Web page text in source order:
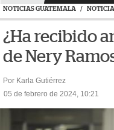
NOTICIAS GUATEMALA /
¿Ha recibido
de Nery
Por Karla Gutiérrez
05 de febrero de 2024, 10:21